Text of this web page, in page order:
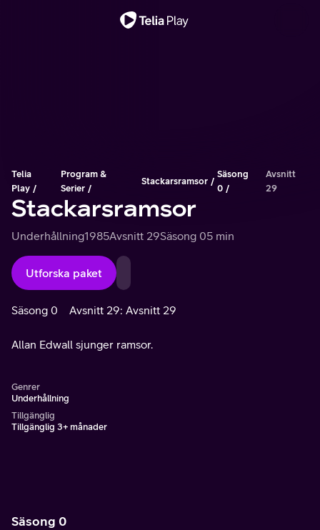
Telia
Play
Program &
Serier
Stackarsramsor
Säsong
0
Avsnitt
29
Stackarsramsor
Underhållning1985Avsnitt 29Säsong 05 min
Utforska paket
Säsong 0 Avsnitt 29: Avsnitt 29
Allan Edwall sjunger ramsor.
Genrer
Underhållning
Tillgänglig
Tillgänglig 3+ månader
Säsong 0